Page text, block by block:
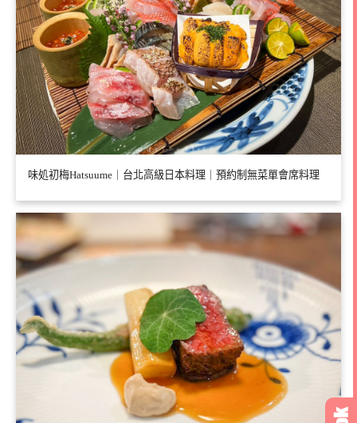
味処初梅Hatsuume｜台北高級日本料理｜預約制無菜單會席料理